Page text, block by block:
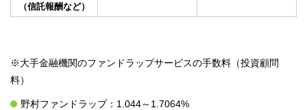
（信託報酬など）
※大手金融機関のファンドラップサービスの手数料（投資顧問
料）
野村ファンドラップ：1.044～1.7064%